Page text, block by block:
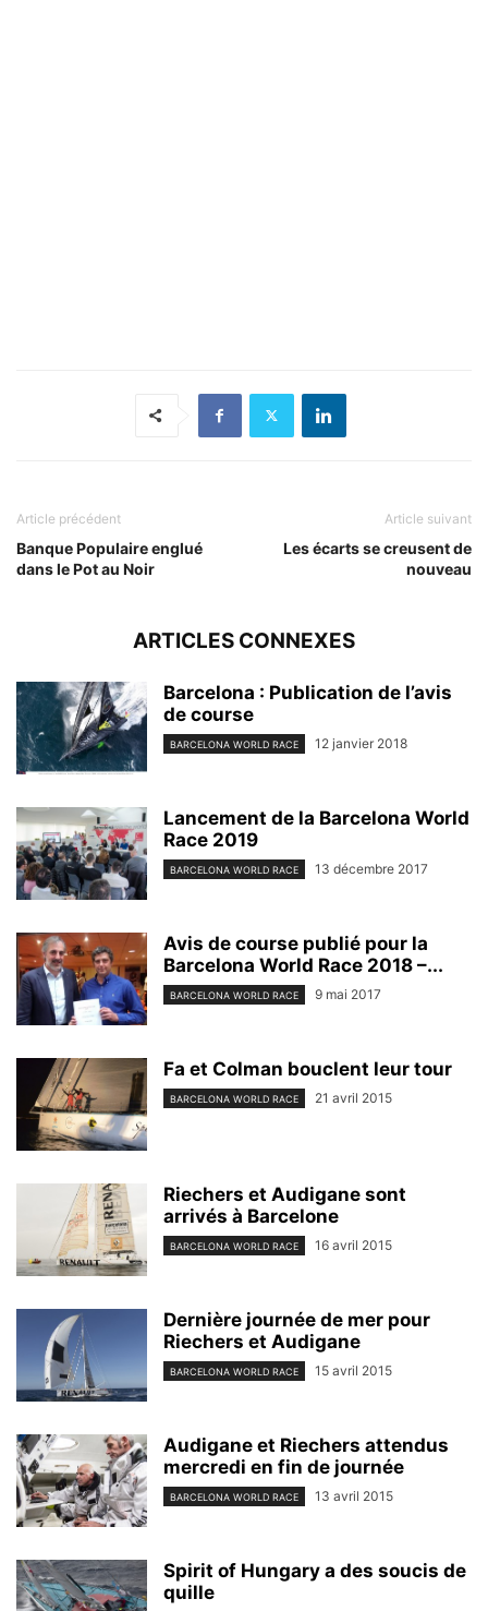
Article précédent
Banque Populaire englué
dans le Pot au Noir
Article suivant
Les écarts se creusent de
nouveau
ARTICLES CONNEXES
Barcelona : Publication de l’avis
de course
BARCELONA WORLD RACE 12 janvier 2018
Lancement de la Barcelona World
Race 2019
BARCELONA WORLD RACE 13 décembre 2017
Avis de course publié pour la
Barcelona World Race 2018 –...
BARCELONA WORLD RACE 9 mai 2017
Fa et Colman bouclent leur tour
BARCELONA WORLD RACE 21 avril 2015
Riechers et Audigane sont
arrivés à Barcelone
BARCELONA WORLD RACE 16 avril 2015
Dernière journée de mer pour
Riechers et Audigane
BARCELONA WORLD RACE 15 avril 2015
Audigane et Riechers attendus
mercredi en fin de journée
BARCELONA WORLD RACE 13 avril 2015
Spirit of Hungary a des soucis de
quille